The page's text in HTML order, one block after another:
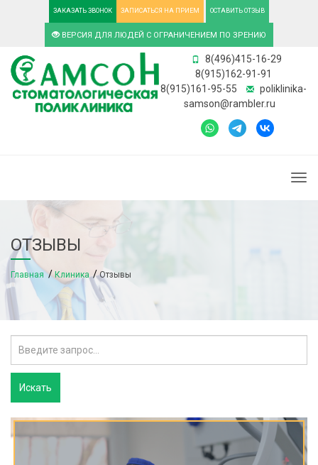
ЗАКАЗАТЬ ЗВОНОК ЗАПИСАТЬСЯ НА ПРИЕМ ОСТАВИТЬ ОТЗЫВ
ВЕРСИЯ ДЛЯ ЛЮДЕЙ С ОГРАНИЧЕНИЕМ ПО ЗРЕНИЮ
8(496)415-16-29
8(915)162-91-91
8(915)161-95-55
poliklinika-
samson@rambler.ru
ОТЗЫВЫ
Главная Клиника Отзывы